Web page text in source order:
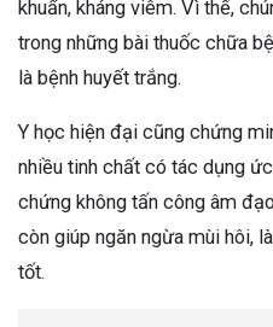
khuẩn, kháng viêm. Vì thế,
trong những bài thuốc chữa
là bệnh huyết trắng.
Y học hiện đại cũng chứng
nhiều tinh chất có tác dụng
chứng không tấn công âm
còn giúp ngăn ngừa mùi hôi,
tốt.